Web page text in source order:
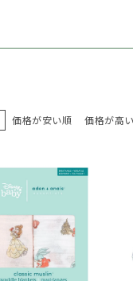
価格が安い順 価格が高